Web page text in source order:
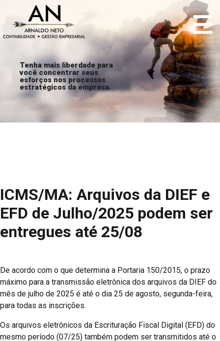
Tenha mais liberdade para
você concentrar seus
esforços nos processos
estratégicos da empresa.
ICMS/MA: Arquivos da DIEF e
EFD de Julho/2025 podem ser
entregues até 25/08
De acordo com o que determina a Portaria 150/2015, o prazo
máximo para a transmissão eletrônica dos arquivos da DIEF do
mês de julho de 2025 é até o dia 25 de agosto, segunda-feira,
para todas as inscrições.
Os arquivos eletrônicos da Escrituração Fiscal Digital (EFD) do
mesmo período (07/25) também podem ser transmitidos até o